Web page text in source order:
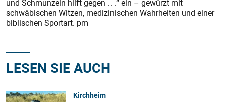
und Schmunzeln hilft gegen . . .“ ein – gewürzt mit
schwäbischen Witzen, medizinischen Wahrheiten und einer
biblischen Sportart. pm
LESEN SIE AUCH
Kirchheim